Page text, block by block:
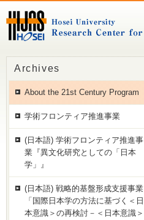
Archives
About the 21st Century Program
学術フロンティア推進事業
(日本語) 学術フロンティア推進事
業『異文化研究としての「日本
学」』
(日本語) 戦略的基盤形成支援事業
「国際日本学の方法に基づく＜日
本意識＞の再検討－＜日本意識＞